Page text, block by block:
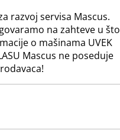
razvoj servisa Mascus.
na zahteve u što
o mašinama UVEK
Mascus ne poseduje